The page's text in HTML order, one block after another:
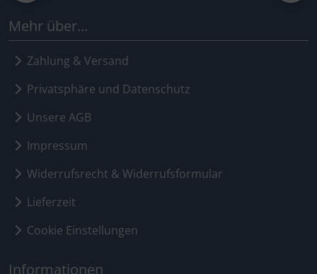
Mehr über...
Zahlung & Versand
Privatsphäre und Datenschutz
Unsere AGB
Impressum
Widerrufsrecht & Widerrufsformular
Lieferzeit
Cookie Einstellungen
Informationen